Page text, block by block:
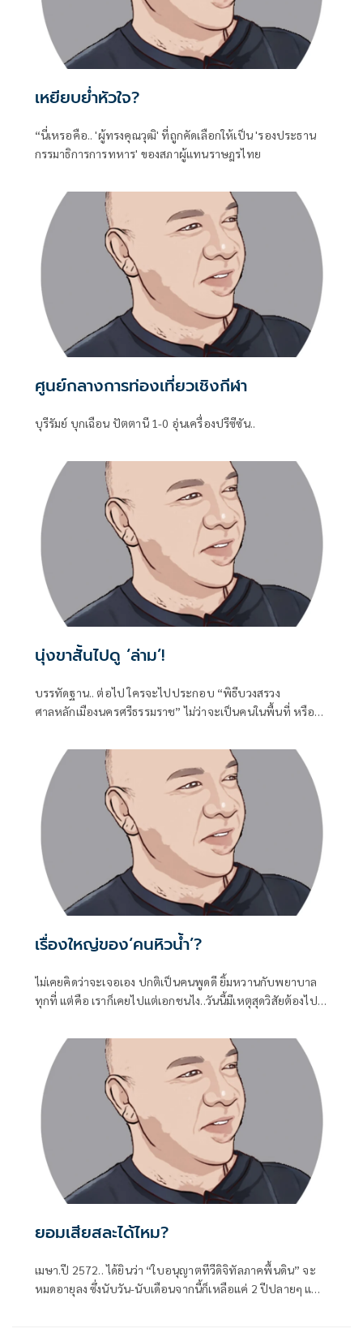
เหยียบย่ำหัวใจ?
“นี่เหรอคือ.. 'ผู้ทรงคุณวุฒิ' ที่ถูกคัดเลือกให้เป็น 'รองประธาน
กรรมาธิการการทหาร' ของสภาผู้แทนราษฎรไทย
ศูนย์กลางการท่องเที่ยวเชิงกีฬา
บุรีรัมย์ บุกเฉือน ปัตตานี 1-0 อุ่นเครื่องปรีซีซัน..
นุ่งขาสั้นไปดู ‘ล่าม’!
บรรทัดฐาน.. ต่อไป ใครจะไปประกอบ “พิธีบวงสรวง
ศาลหลักเมืองนครศรีธรรมราช” ไม่ว่าจะเป็นคนในพื้นที่ หรือ
เรื่องใหญ่ของ‘คนหิวน้ำ’?
ไม่เคยคิดว่าจะเจอเอง ปกติเป็นคนพูดดี ยิ้มหวานกับพยาบาล
ทุกที่ แต่คือ เราก็เคยไปแต่เอกชนไง..วันนี้มีเหตุสุดวิสัยต้องไป..
ยอมเสียสละได้ไหม?
เมษา.ปี 2572.. ได้ยินว่า “ใบอนุญาตทีวีดิจิทัลภาคพื้นดิน” จะ
หมดอายุลง ซึ่งนับวัน-นับเดือนจากนี้ก็เหลือแค่ 2 ปีปลายๆ แต่ดู